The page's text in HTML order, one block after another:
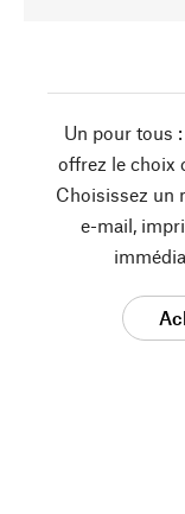
Un pour tous
offrez le choix
Choisissez un
e-mail,